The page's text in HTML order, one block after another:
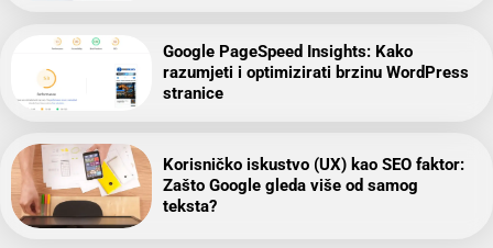
Google PageSpeed Insights: Kako
razumjeti i optimizirati brzinu WordPress
stranice
Korisničko iskustvo (UX) kao SEO faktor:
Zašto Google gleda više od samog
teksta?